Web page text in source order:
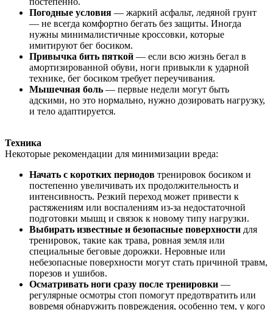
Погодные условия — жаркий асфальт, ледяной грунт
— не всегда комфортно бегать без защиты. Иногда
нужны минималистичные кроссовки, которые
имитируют бег босиком.
Привычка бить пяткой — если всю жизнь бегал в
амортизированной обуви, ноги привыкли к ударной
технике, бег босиком требует переучивания.
Мышечная боль — первые недели могут быть
адскими, но это нормально, нужно дозировать нагрузку,
и тело адаптируется.
Техника
Некоторые рекомендации для минимизации вреда:
Начать с коротких периодов тренировок босиком и
постепенно увеличивать их продолжительность и
интенсивность. Резкий переход может привести к
растяжениям или воспалениям из-за недостаточной
подготовки мышц и связок к новому типу нагрузки.
Выбирать известные и безопасные поверхности для
тренировок, такие как трава, ровная земля или
специальные беговые дорожки. Неровные или
небезопасные поверхности могут стать причиной травм,
порезов и ушибов.
Осматривать ноги сразу после тренировки —
регулярные осмотры стоп помогут предотвратить или
вовремя обнаружить повреждения, особенно тем, у кого